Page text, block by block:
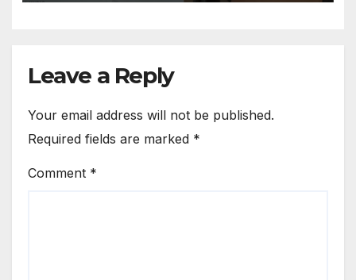
Leave a Reply
Your email address will not be published.
Required fields are marked *
Comment *